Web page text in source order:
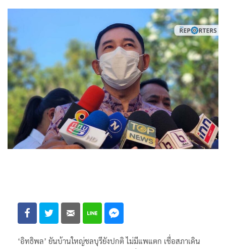
‘อิทธิพล’ ยันบ้านใหญ่ชลบุรียังปกติ ไม่มีแพแตก เชื่อสภาเดิน